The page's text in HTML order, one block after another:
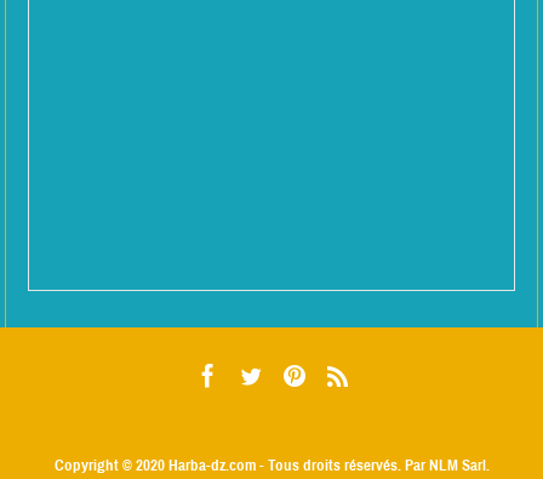
Copyright © 2020Harba-dz.com- Tous droits réservés. Par NLM Sarl.